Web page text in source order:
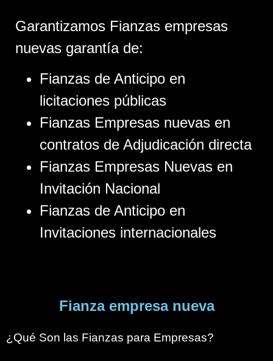
Garantizamos Fianzas empresas
nuevas garantía de:
Fianzas de Anticipo en
licitaciones públicas
Fianzas Empresas nuevas en
contratos de Adjudicación directa
Fianzas Empresas Nuevas en
Invitación Nacional
Fianzas de Anticipo en
Invitaciones internacionales
Fianza empresa nueva
¿Qué Son las Fianzas para Empresas?